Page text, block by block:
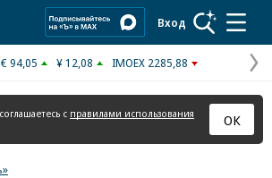
Вход
€ 94,05 ¥ 12,08 IMOEX 2285,88
с правилами использования
ОК